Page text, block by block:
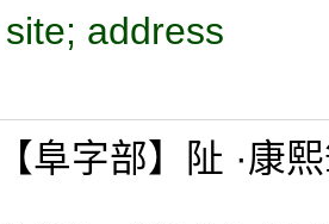
address
【阜字部】阯 ·康